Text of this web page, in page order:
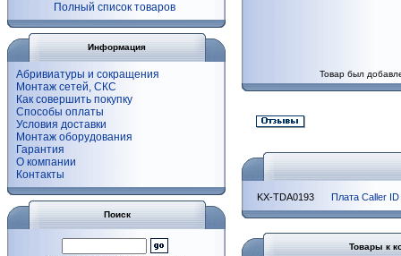
Полный список товаров
Информация
Абривиатуры и сокращения
Монтаж сетей, СКС
Как совершить покупку
Способы оплаты
Условия доставки
Монтаж оборудования
Гарантия
О компании
Контакты
Поиск
Товар был
KX-TDA0193 Плата Caller ID
Товары к